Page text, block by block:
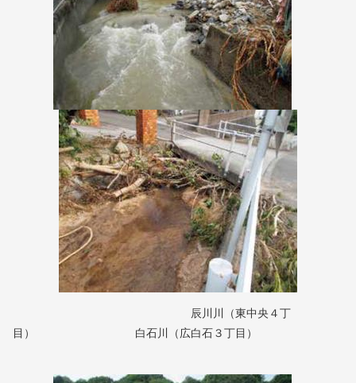
辰川川（東中央４丁
目） 白石川（広白石３丁目）